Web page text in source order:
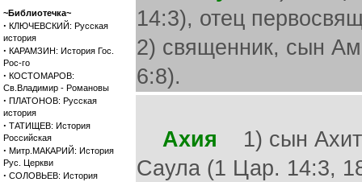
~Библиотечка~
· КЛЮЧЕВСКИЙ: Русская
история
· КАРАМЗИН: История Гос.
Рос-го
· КОСТОМАРОВ:
Св.Владимир - Романовы
· ПЛАТОНОВ: Русская
история
· ТАТИЩЕВ: История
Российская
· Митр.МАКАРИЙ: История
Рус. Церкви
· СОЛОВЬЕВ: История
14:3), отец
2) священник, сын
6:8).
Ахия 1) сын
Саула (1 Цар. 14:3,